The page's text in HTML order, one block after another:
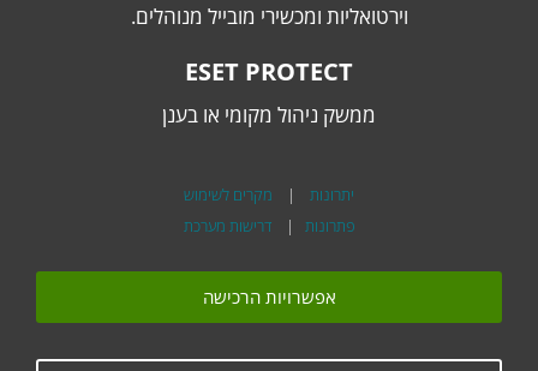
וירטואליות ומכשירי מובייל מנוהלים.
ESET PROTECT
ממשק ניהול מקומי או בענן
יתרונות | מקרים לשימוש
פתרונות |דרישות מערכת
אפשרויות הרכישה